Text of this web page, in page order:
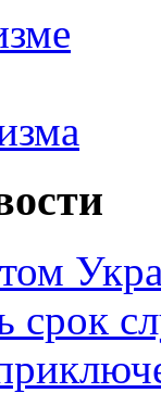
срок